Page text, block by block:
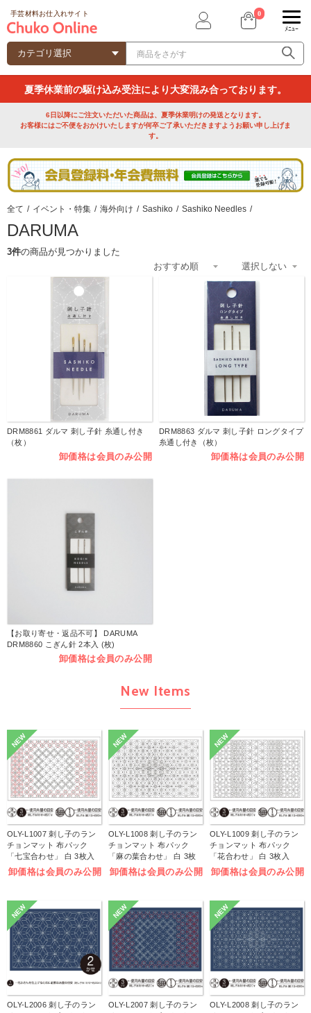
手芸材料お仕入れサイト 0
ﾒﾆｭｰ
夏季休業前の駆け込み受注により大変混み合っております。
6日以降にご注文いただいた商品は、夏季休業明けの発送となります。
お客様にはご不便をおかけいたしますが何卒ご了承いただきますようお願い申し上げま
す。
全て / イベント・特集 / 海外向け / Sashiko / Sashiko Needles /
DARUMA
3件の商品が見つかりました
DRM8861 ダルマ 刺し子針 糸通し付き
（枚）
卸価格は会員のみ公開
DRM8863 ダルマ 刺し子針 ロングタイプ
糸通し付き（枚）
卸価格は会員のみ公開
【お取り寄せ・返品不可】 DARUMA
DRM8860 こぎん針 2本入 (枚)
卸価格は会員のみ公開
New Items
NEW
OLY-L1007 刺し子のラン
チョンマット 布パック
「七宝合わせ」 白 3枚入
(袋)
卸価格は会員のみ公開
NEW
OLY-L1008 刺し子のラン
チョンマット 布パック
「麻の葉合わせ」 白 3枚
入 (袋)
卸価格は会員のみ公開
NEW
OLY-L1009 刺し子のラン
チョンマット 布パック
「花合わせ」 白 3枚入
(袋)
卸価格は会員のみ公開
NEW
OLY-L2006 刺し子のラン
NEW
OLY-L2007 刺し子のラン
NEW
OLY-L2008 刺し子のラン